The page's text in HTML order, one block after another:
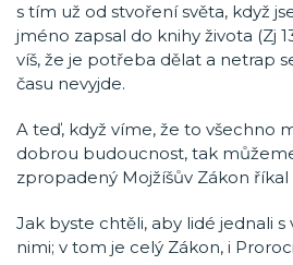
s tím už od stvoření světa, když
jméno zapsal do knihy života (Zj
víš, že je potřeba dělat a netrap
času nevyjde.
A teď, když víme, že to všechno
dobrou budoucnost, tak
zpropadený Mojžíšův Zákon
Jak byste chtěli, aby lidé jednali s
nimi; v tom je celý Zákon, i